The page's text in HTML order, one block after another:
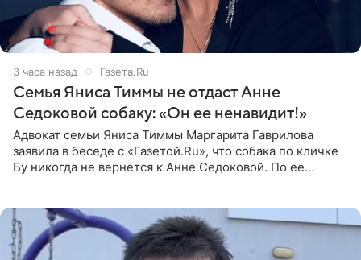
3 часа назад Газета.Ru
Семья Яниса Тиммы не отдаст Анне
Седоковой собаку: «Он ее ненавидит!»
Адвокат семьи Яниса Тиммы Маргарита Гаврилова
заявила в беседе с «Газетой.Ru», что собака по кличке
Бу никогда не вернется к Анне Седоковой. По ее